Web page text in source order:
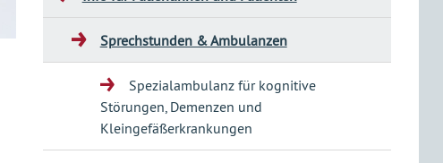
Sprechstunden & Ambulanzen
Spezialambulanz für kognitive
Störungen, Demenzen und
Kleingefäßerkrankungen